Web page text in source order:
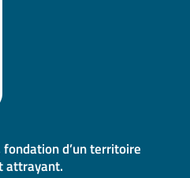
d’un territoire
attrayant.